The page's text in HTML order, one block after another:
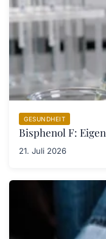
GESUNDHEIT
Bisphenol F:
21. Juli 2026